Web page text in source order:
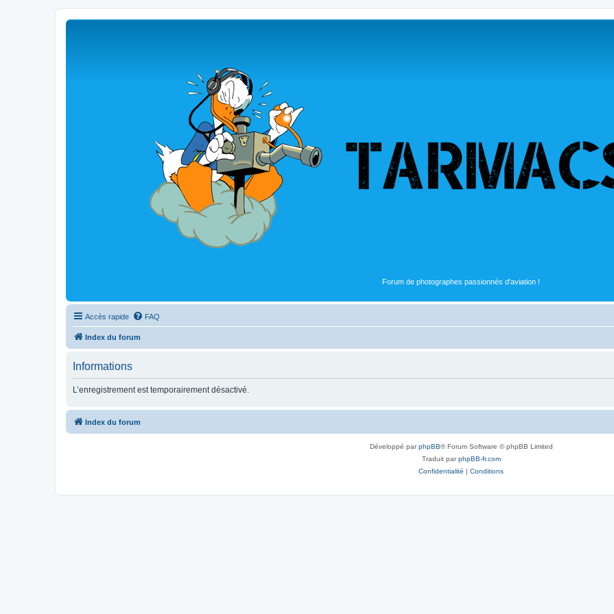
Forum de photographes passionnés d'aviation !
Accès rapide FAQ
Index du forum
Informations
L’enregistrement est temporairement désactivé.
Index du forum
Développé parphpBB® Forum Software © phpBB Limited
Traduit parphpBB-fr.com
Confidentialité | Conditions